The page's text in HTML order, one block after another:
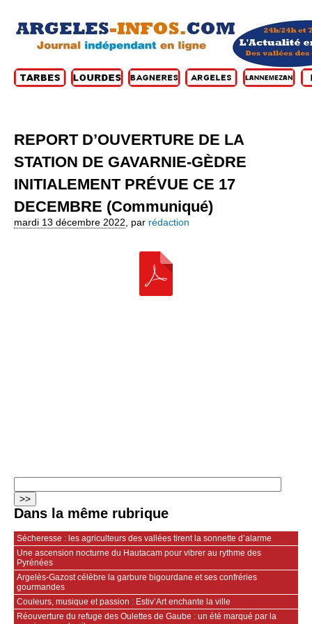
REPORT D’OUVERTURE DE LA
STATION DE GAVARNIE-GÈDRE
INITIALEMENT PRÉVUE CE 17
DECEMBRE (Communiqué)
mardi 13 décembre 2022 par rédaction
Dans la même rubrique
Sécheresse : les agriculteurs des vallées tirent la sonnette d’alarme
Une ascension nocturne du Hautacam pour vibrer au rythme des
Pyrénées
Argelès-Gazost célèbre la garbure bigourdane et ses confréries
gourmandes
Couleurs, musique et passion : Estiv’Art enchante la ville
Réouverture du refuge des Oulettes de Gaube : un été marqué par la